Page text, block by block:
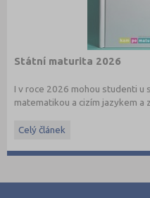
Státní maturita 2026
I v roce 2026 mohou studenti u
matematikou a cizím jazykem a
informacemi.
Celý článek